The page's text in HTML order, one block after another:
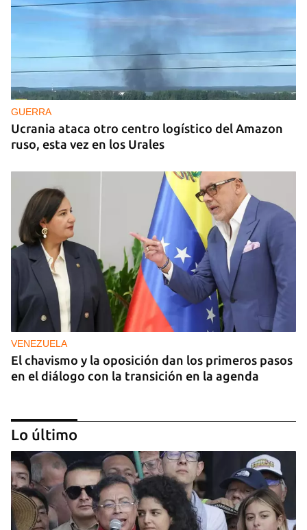
GUERRA
Ucrania ataca otro centro logístico del Amazon
ruso, esta vez en los Urales
VENEZUELA
El chavismo y la oposición dan los primeros pasos
en el diálogo con la transición en la agenda
Lo último